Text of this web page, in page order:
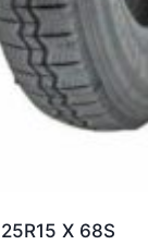
X 68S